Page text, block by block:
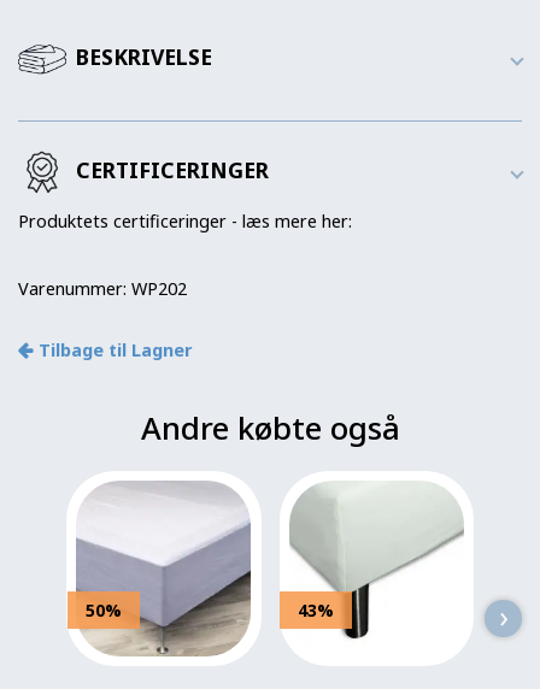
BESKRIVELSE
CERTIFICERINGER
Produktets certificeringer - læs mere her:
Varenummer: WP202
Tilbage til Lagner
Andre købte også
50% 43% ›